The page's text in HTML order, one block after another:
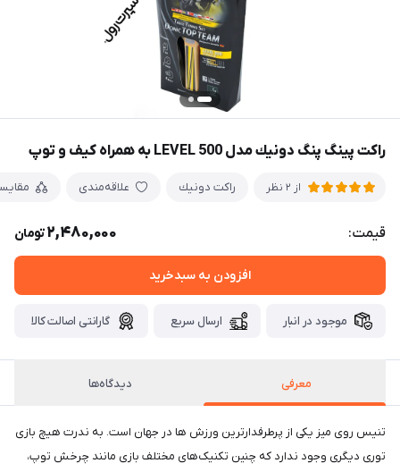
راكت پينگ پنگ دونيك مدل LEVEL 500 به همراه کیف و توپ
از 2 نظر راكت دونيك علاقه‌مندی
قیمت: 2,480,000تومان
افزودن به سبدخرید
موجود در انبار ارسال سریع گارانتی اصالت کالا
معرفی دیدگاه‌ها
تنیس روی میز یکی از پرطرفدارترین ورزش ها در جهان است. به ندرت هیچ بازی
توری دیگری وجود ندارد که چنین تکنیک‌های مختلف بازی مانند چرخش توپ،